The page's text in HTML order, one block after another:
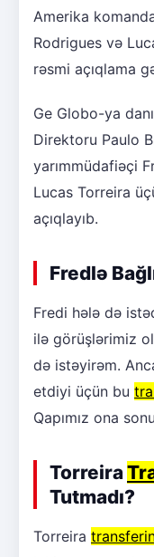
Amerika
Rodrigues və
rəsmi açıqlama
Ge Globo-ya
Direktoru Paulo
yarımmüdafiəçi
Lucas Torreira
açıqlayıb.
Fredlə
Fredi hələ də
ilə görüşlərimiz
də istəyirəm.
etdiyi üçün bu
Qapımız ona
Torreira
Tutmadı?
Torreira